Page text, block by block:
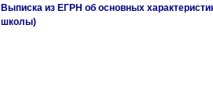
Выписка из ЕГРН об основных
школы)